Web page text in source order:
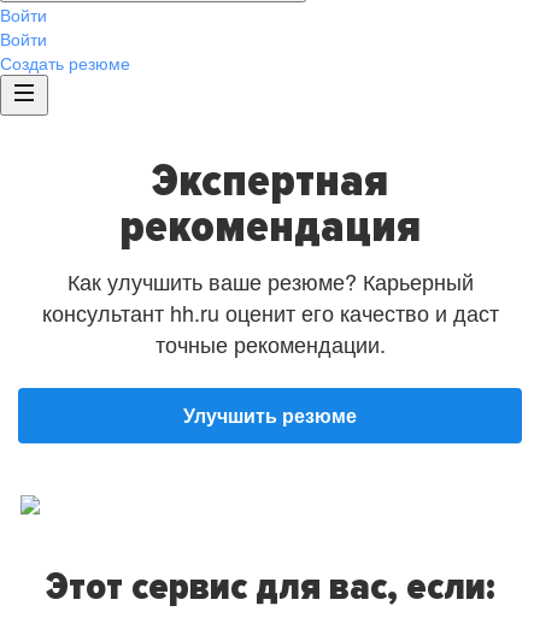
Войти
Войти
Создать резюме
Экспертная
рекомендация
Как улучшить ваше резюме? Карьерный
консультант hh.ru оценит его качество и даст
точные рекомендации.
Улучшить резюме
Этот сервис для вас, если: